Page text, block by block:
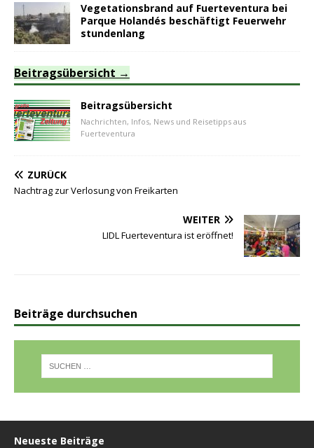
Vegetationsbrand auf Fuerteventura bei
Parque Holandés beschäftigt Feuerwehr
stundenlang
Beitragsübersicht
Beitragsübersicht
Nachrichten, Infos, News und Reisetipps aus
Fuerteventura
ZURÜCK
Nachtrag zur Verlosung von Freikarten
WEITER
LIDL Fuerteventura ist eröffnet!
Beiträge durchsuchen
Neueste Beiträge